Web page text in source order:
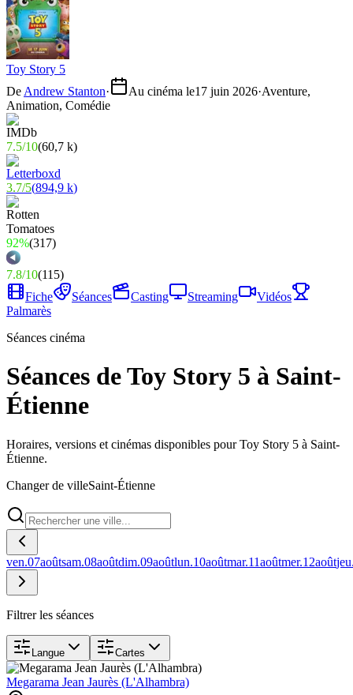
Toy Story 5
De Andrew Stanton· Au cinéma le17 juin 2026·Aventure,
Animation, Comédie
7.5/10(60,7 k)
3.7/5(894,9 k)
92%(317)
7.8/10(115)
Fiche
Séances Casting Streaming
Vidéos
Palmarès
Séances cinéma
Séances de Toy Story 5 à Saint-
Étienne
Horaires, versions et cinémas disponibles pour Toy Story 5 à Saint-
Étienne.
Changer de villeSaint-Étienne
ven.07aoûtsam.08aoûtdim.09aoûtlun.10aoûtmar.11aoûtmer.12août
Filtrer les séances
Langue Cartes
Megarama Jean Jaurès (L'Alhambra)